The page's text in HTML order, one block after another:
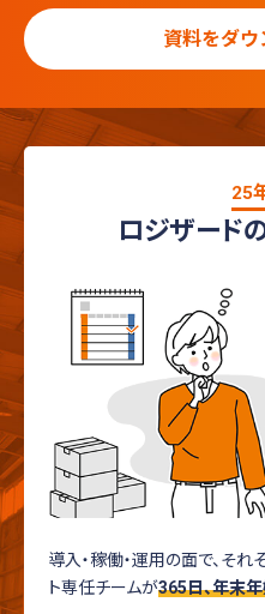
資料をダウ
25
ロジザード
導入・稼働・運用の面で、そ
ト専任チームが365日、年末